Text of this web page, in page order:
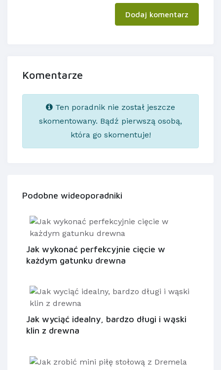
Dodaj komentarz
Komentarze
Ten poradnik nie został jeszcze
skomentowany. Bądź pierwszą osobą,
która go skomentuje!
Podobne wideoporadniki
Jak wykonać perfekcyjnie cięcie w
każdym gatunku drewna
Jak wyciąć idealny, bardzo długi i wąski
klin z drewna